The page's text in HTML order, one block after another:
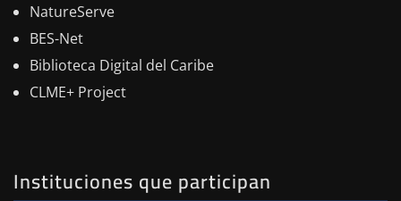
NatureServe
BES-Net
Biblioteca Digital del Caribe
CLME+ Project
Instituciones que participan